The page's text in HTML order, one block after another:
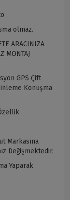
olmaz.
ARACINIZA
MONTAJ
GPS Çift
Konuşma
Markasına
Değişmektedir.
Yaparak